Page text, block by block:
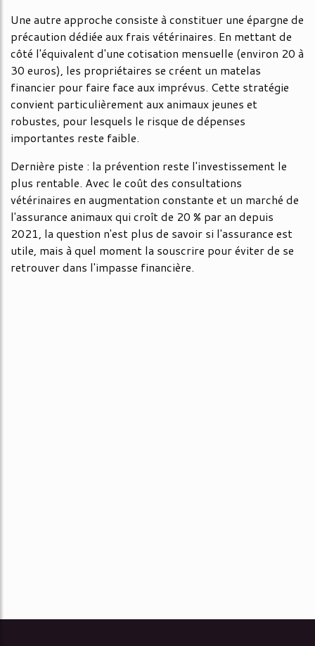
Une autre approche consiste à constituer une épargne de
précaution dédiée aux frais vétérinaires. En mettant de
côté l'équivalent d'une cotisation mensuelle (environ 20 à
30 euros), les propriétaires se créent un matelas
financier pour faire face aux imprévus. Cette stratégie
convient particulièrement aux animaux jeunes et
robustes, pour lesquels le risque de dépenses
importantes reste faible.
Dernière piste : la prévention reste l'investissement le
plus rentable. Avec le coût des consultations
vétérinaires en augmentation constante et un marché de
l'assurance animaux qui croît de 20 % par an depuis
2021, la question n'est plus de savoir si l'assurance est
utile, mais à quel moment la souscrire pour éviter de se
retrouver dans l'impasse financière.